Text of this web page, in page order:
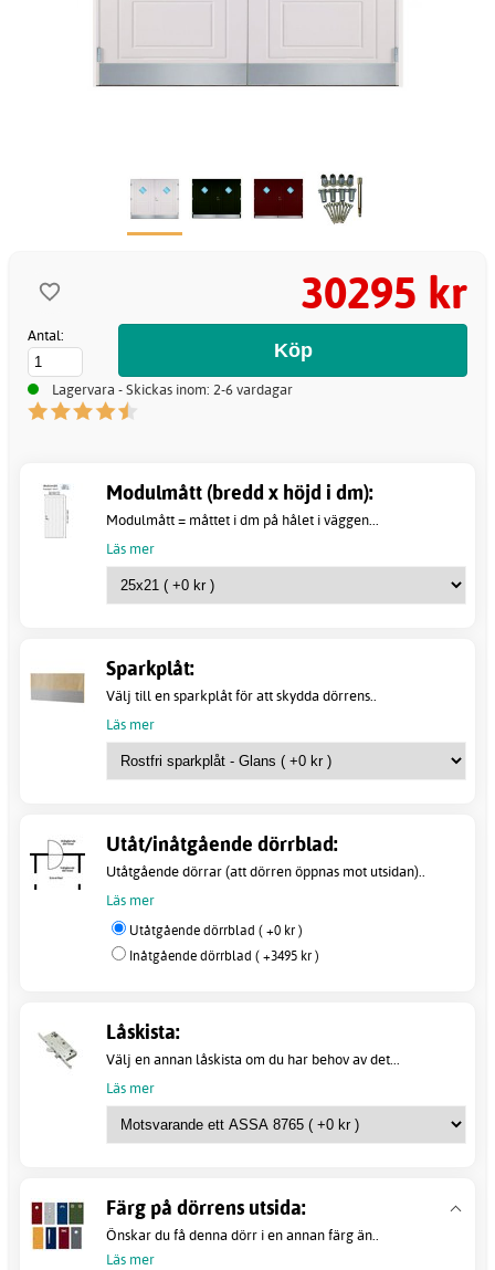
30295 kr
Antal:
Lagervara - Skickas inom: 2-6 vardagar
Modulmått (bredd x höjd i dm):
Modulmått = måttet i dm på hålet i väggen...
Läs mer
Sparkplåt:
Välj till en sparkplåt för att skydda dörrens..
Läs mer
Utåt/inåtgående dörrblad:
Utåtgående dörrar (att dörren öppnas mot utsidan)..
Läs mer
Utåtgående dörrblad ( +0 kr )
Inåtgående dörrblad ( +3495 kr )
Låskista:
Välj en annan låskista om du har behov av det...
Läs mer
Färg på dörrens utsida:
Önskar du få denna dörr i en annan färg än..
Läs mer